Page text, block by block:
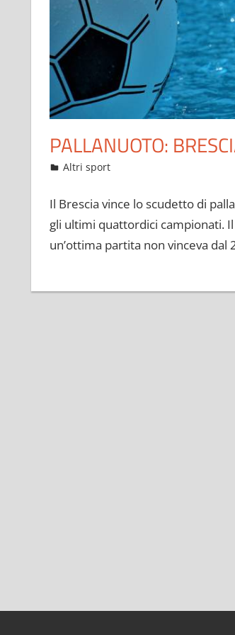
PALLANUOTO:
Maggio 27, 2021
admin
Altri sport
Il Brescia vince lo scudetto di
gli ultimi quattordici campionati.
un’ottima partita non vinceva dal